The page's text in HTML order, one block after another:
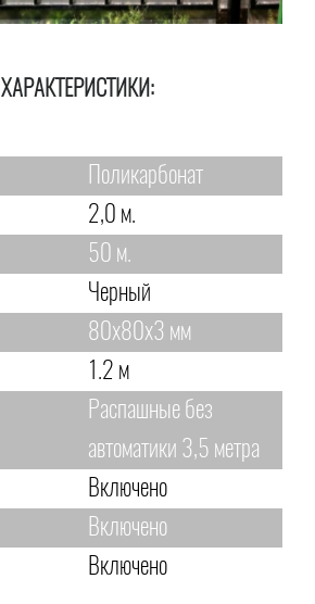
ХАРАКТЕРИСТИКИ:
Поликарбонат
2,0 м.
50 м.
Черный
80х80х3 мм
1.2 м
Распашные без
автоматики 3,5 метра
Включено
Включено
Включено